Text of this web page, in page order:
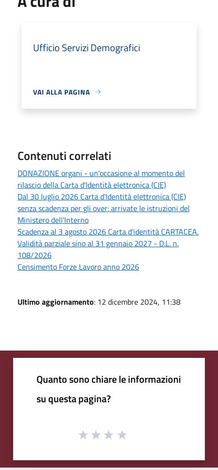
Ufficio Servizi Demografici
VAI ALLA PAGINA
Contenuti correlati
DONAZIONE organi - un'occasione al momento del
rilascio della Carta d'Identità elettronica (CIE)
Dal 30 luglio 2026 Carta d'Identità elettronica (CIE)
senza scadenza per gli over: arrivate le istruzioni del
Ministero dell'Interno
Scadenza al 3 agosto 2026 Carta d'identità CARTACEA.
Validità parziale sino al 31 gennaio 2027 - D.L. n.
108/2026
Censimento Forze Lavoro anno 2026
Ultimo aggiornamento: 12 dicembre 2024, 11:38
Quanto sono chiare le informazioni
su questa pagina?